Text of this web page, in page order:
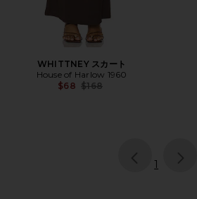
WHITTNEY スカート
House of Harlow 1960
$68 Previous price:
$168
page
1